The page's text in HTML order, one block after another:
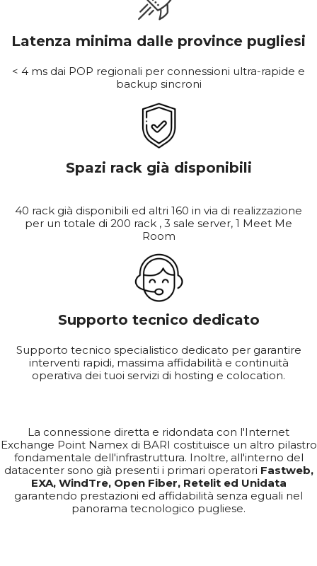
Latenza minima dalle province pugliesi
< 4 ms dai POP regionali per connessioni ultra-rapide e
backup sincroni
Spazi rack già disponibili
40 rack già disponibili ed altri 160 in via di realizzazione
per un totale di 200 rack , 3 sale server, 1 Meet Me
Room
Supporto tecnico dedicato
Supporto tecnico specialistico dedicato per garantire
interventi rapidi, massima affidabilità e continuità
operativa dei tuoi servizi di hosting e colocation.
La connessione diretta e ridondata con l'Internet
Exchange Point Namex di BARI costituisce un altro pilastro
fondamentale dell'infrastruttura. Inoltre, all'interno del
datacenter sono già presenti i primari operatori Fastweb,
EXA, WindTre, Open Fiber, Retelit ed Unidata
garantendo prestazioni ed affidabilità senza eguali nel
panorama tecnologico pugliese.